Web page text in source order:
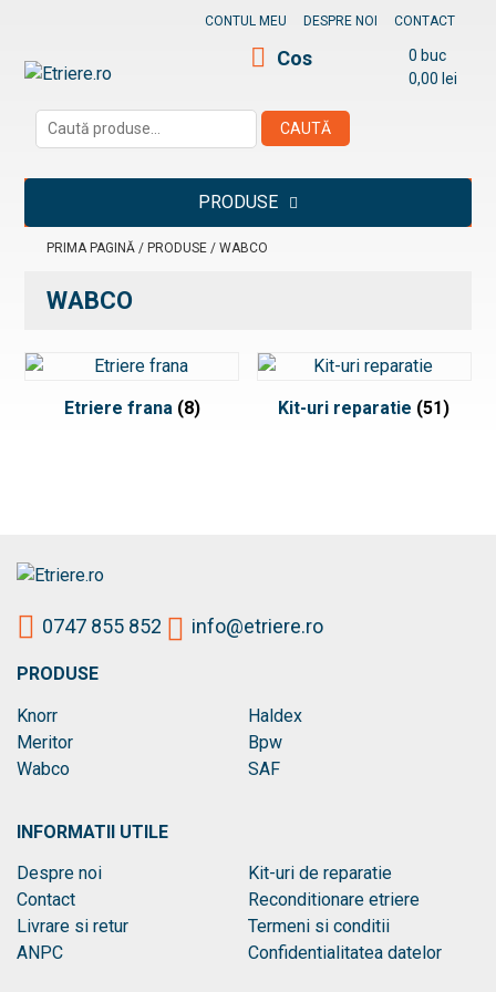
content
Etriere.ro
CONTUL MEU DESPRE NOI CONTACT
Caută
după:
CAUTĂ
Cos
0 buc
0,00 lei
PRODUSE
PRIMA PAGINĂ / PRODUSE / WABCO
WABCO
Etriere frana (8) Kit-uri reparatie (51)
0747 855 852 info@etriere.ro
PRODUSE
Knorr
Haldex
Meritor
Bpw
Wabco
SAF
INFORMATII UTILE
Despre noi
Kit-uri de reparatie
Contact
Reconditionare etriere
Livrare si retur
Termeni si conditii
ANPC
Confidentialitatea datelor